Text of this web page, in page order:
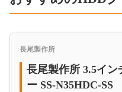
長尾製作所
長尾製作所 3.5イ
ー SS-N35HDC-SS